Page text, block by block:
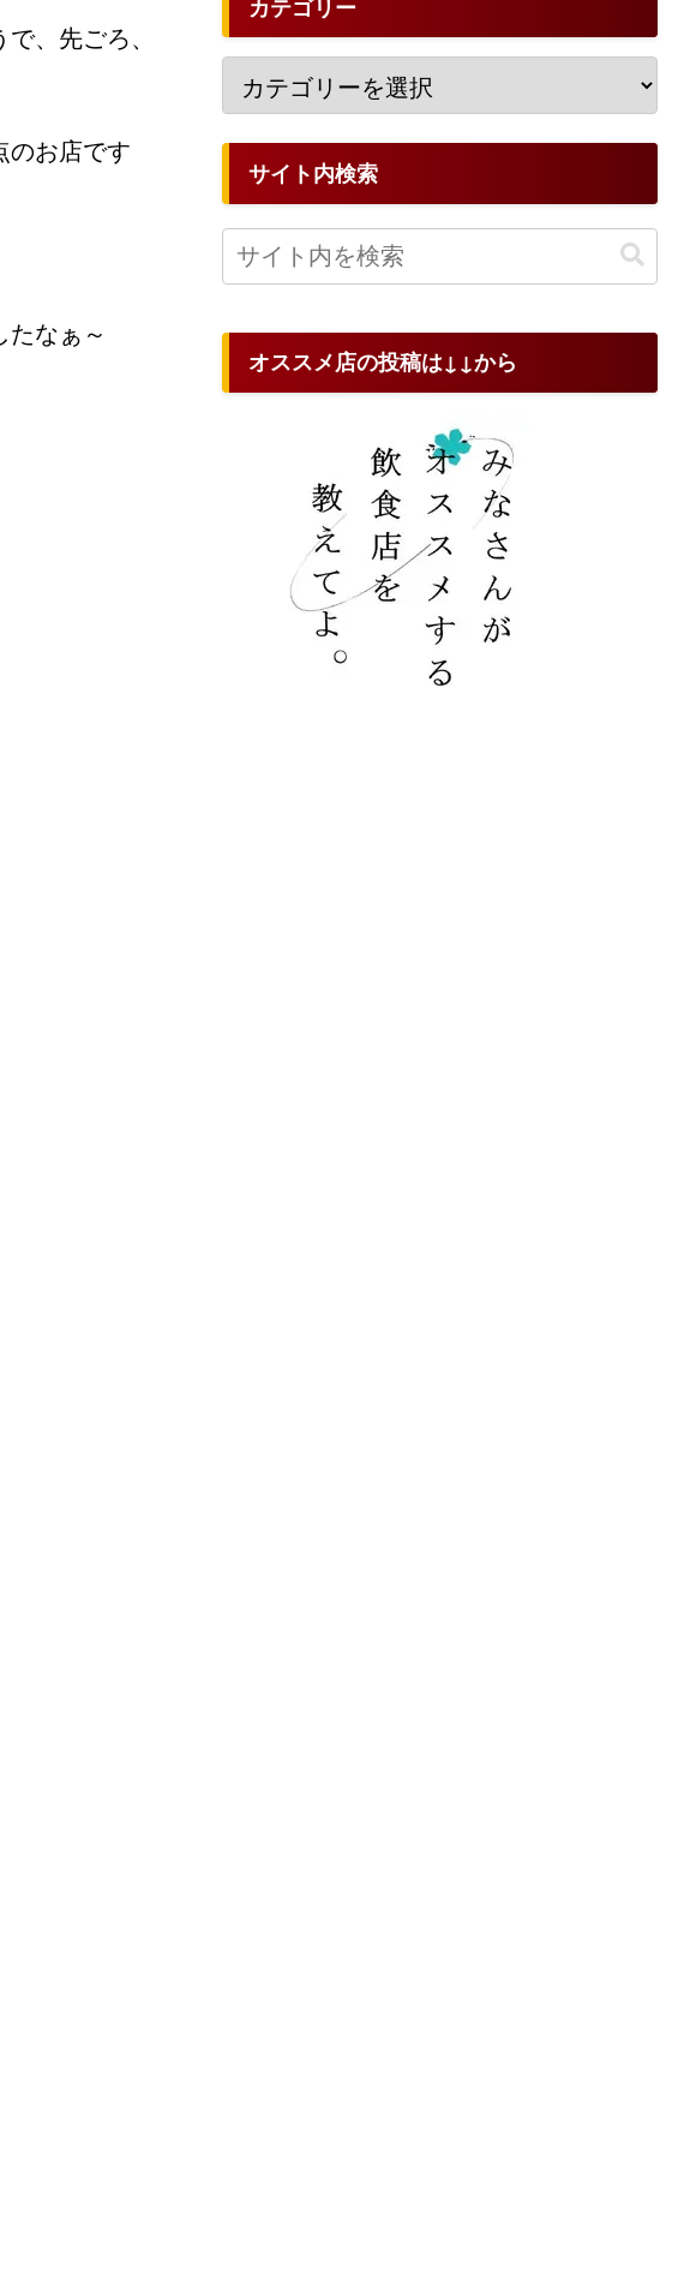
、先ごろ、
のお店です
なぁ～
カテゴリー
サイト内検索
オススメ店の投稿は↓↓から